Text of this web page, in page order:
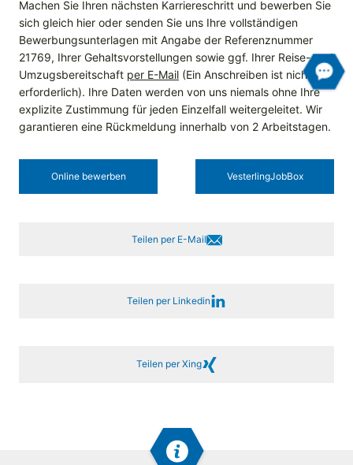
Machen Sie Ihren nächsten Karriereschritt und bewerben Sie
sich gleich hier oder senden Sie uns Ihre vollständigen
Bewerbungsunterlagen mit Angabe der Referenznummer
21769, Ihrer Gehaltsvorstellungen sowie ggf. Ihrer Reise- und
Umzugsbereitschaft per E-Mail (Ein Anschreiben ist nicht
erforderlich). Ihre Daten werden von uns niemals ohne Ihre
explizite Zustimmung für jeden Einzelfall weitergeleitet. Wir
garantieren eine Rückmeldung innerhalb von 2 Arbeitstagen.
Online bewerben Vesterling­JobBox
Teilen per E-Mail
Teilen per Linkedin
Teilen per Xing